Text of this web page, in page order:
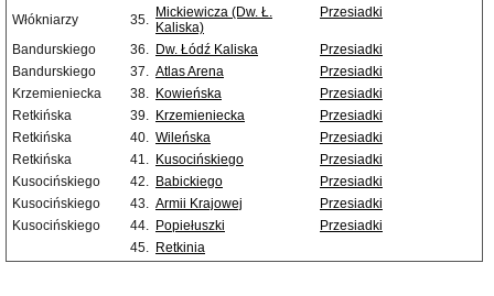
Włókniarzy
35. Mickiewicza (Dw. Ł.
Kaliska)
Przesiadki
Bandurskiego 36. Dw. Łódź Kaliska
Przesiadki
Bandurskiego
37. Atlas Arena
Przesiadki
Krzemieniecka
38. Kowieńska
Przesiadki
Retkińska
39. Krzemieniecka
Przesiadki
Retkińska
40. Wileńska
Przesiadki
Retkińska
41. Kusocińskiego
Przesiadki
Kusocińskiego
42. Babickiego
Przesiadki
Kusocińskiego
43. Armii Krajowej
Przesiadki
Kusocińskiego
44. Popiełuszki
Przesiadki
45. Retkinia